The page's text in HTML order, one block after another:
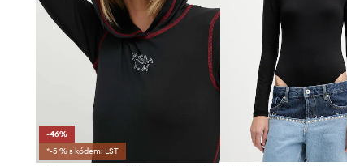
-46%
*-5 % s kódem: LST